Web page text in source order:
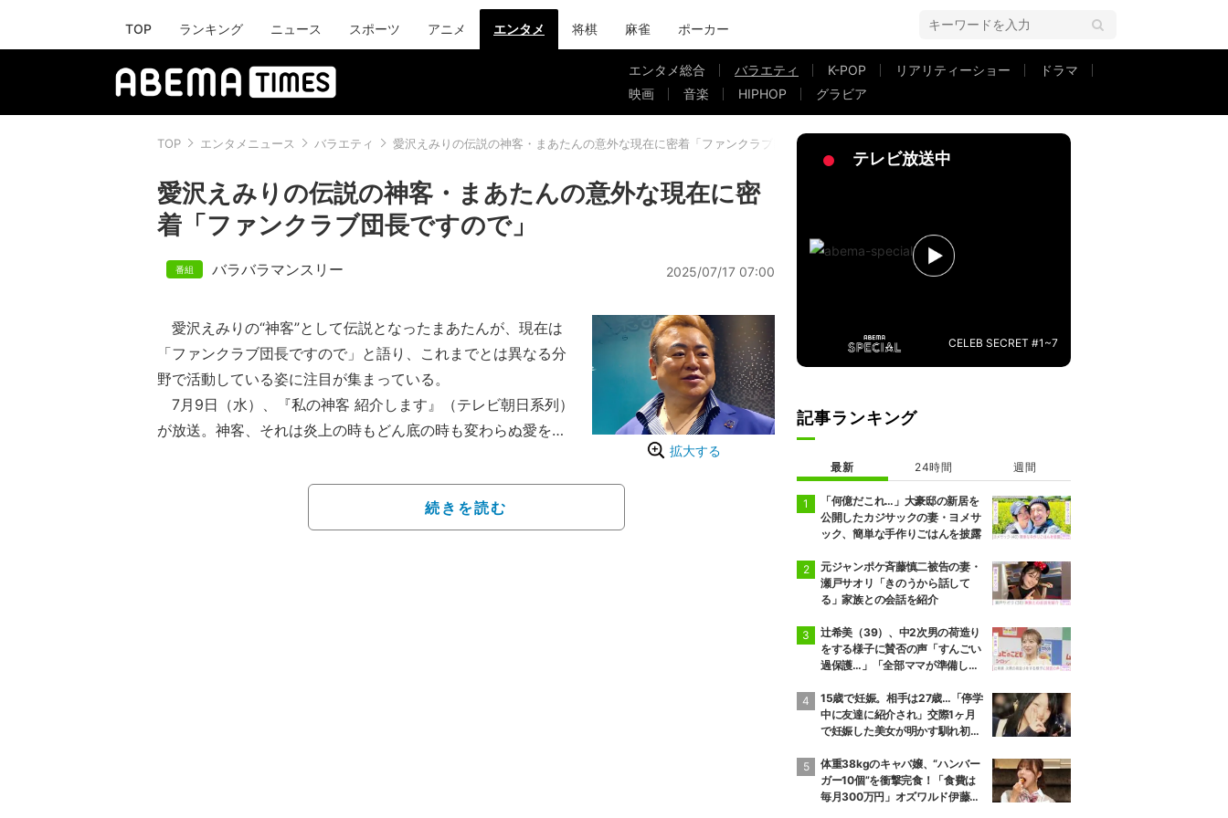
TOP ランキング ニュース スポーツ アニメ エンタメ 将棋 麻雀 ポーカー
エンタメ総合 バラエティ K-POP リアリティーショー
ドラマ
映画
音楽 HIPHOP グラビア
TOP エンタメニュース バラエティ 愛沢えみりの伝説の神客・まあたんの意外な現在に密着「ファンクラブ団長ですので」
愛沢えみりの伝説の神客・まあたんの意外な現在に密
着「ファンクラブ団長ですので」
バラバラマンスリー 2025/07/17 07:00
拡大する
愛沢えみりの“神客”として伝説となったまあたんが、現在は
「ファンクラブ団長ですので」と語り、これまでとは異なる分
野で活動している姿に注目が集まっている。
7月9日（水）、『私の神客 紹介します』（テレビ朝日系列）
が放送。神客、それは炎上の時もどん底の時も変わらぬ愛を捧
がどうしても聞きたかったことを質問する番組だ。松村沙友理
がMCを務め、第3回のゲストには元カリスマキャバ嬢・愛沢え
みりの“神客”として伝説的な存在だったまあたんが登場した。
続きを読む
テレビ放送中
CELEB SECRET #1~7
記事ランキング
最新 24時間 週間
「何億だこれ…」大豪邸の新居を
公開したカジサックの妻・ヨメサ
ック、簡単な手作りごはんを披露
元ジャンポケ斉藤慎二被告の妻・
瀬戸サオリ「きのうから話して
る」家族との会話を紹介
辻希美（39）、中2次男の荷造り
をする様子に賛否の声「すんごい
過保護…」「全部ママが準備して
15歳で妊娠。相手は27歳…「停学
中に友達に紹介され」交際1ヶ月
で妊娠した美女が明かす馴れ初め
絶句
体重38kgのキャバ嬢、“ハンバー
ガー10個”を衝撃完食！「食費は
毎月300万円」オズワルド伊藤も